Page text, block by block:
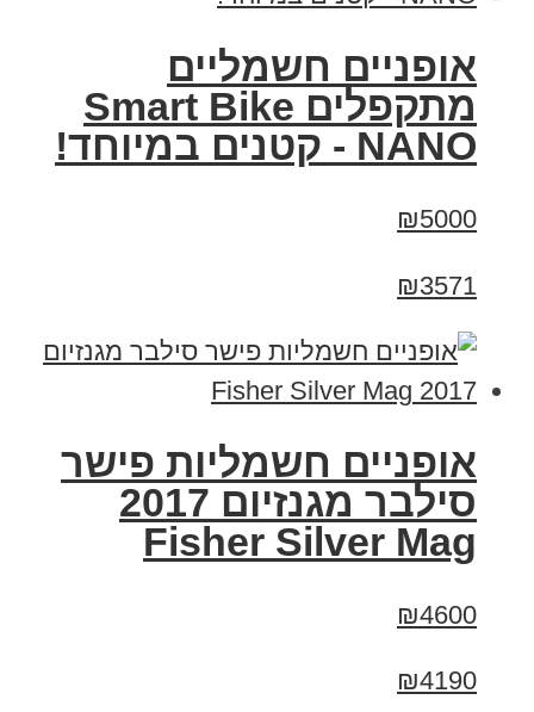
אופניים חשמליים
מתקפלים Smart Bike
NANO - קטנים במיוחד!
₪5000
₪3571
אופניים חשמליות פישר
סילבר מגנזיום 2017
Fisher Silver Mag
₪4600
₪4190